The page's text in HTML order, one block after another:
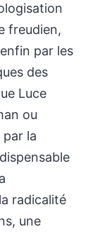
freudien,
par les
des
Luce
ou
la
radicalité
une